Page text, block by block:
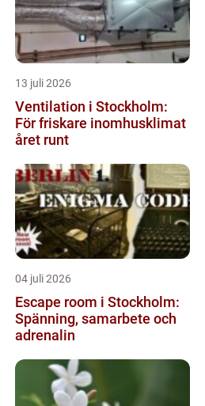
13 juli 2026
Ventilation i Stockholm:
För friskare inomhusklimat
året runt
04 juli 2026
Escape room i Stockholm:
Spänning, samarbete och
adrenalin